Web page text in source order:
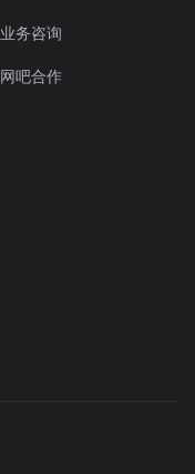
业务咨询
网吧合作